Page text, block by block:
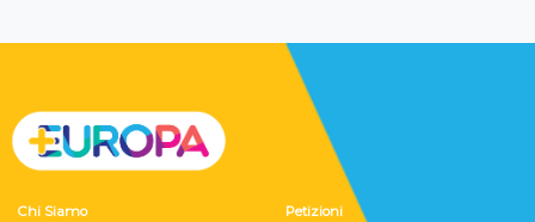
Chi Siamo
Petizioni